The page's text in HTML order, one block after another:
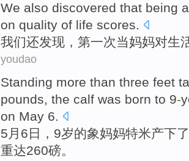
We also discovered that being
on quality of life scores.
我们还发现 ， 第一次当妈妈对生
youdao
Standing more than three feet
pounds, the calf was born to 9-
on May 6.
5 月6 日 ， 9岁的象妈妈特米产下
重达260磅。